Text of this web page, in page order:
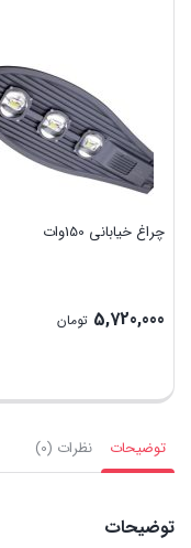
چراغ خیابانی 150وات
5,720,000 تومان
توضیحات نظرات (0)
توضیحات